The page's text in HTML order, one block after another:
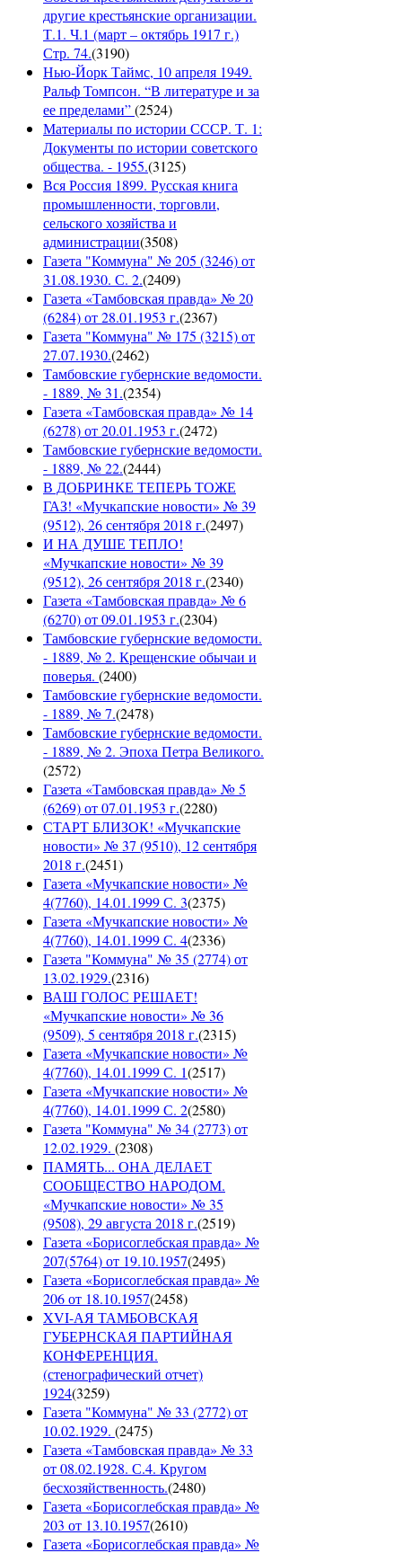
другие крестьянские организации.
Т.1. Ч.1 (март – октябрь 1917 г.)
Стр. 74.(3190)
Нью-Йорк Таймс, 10 апреля 1949.
Ральф Томпсон. “В литературе и за
ее пределами”(2524)
Материалы по истории СССР. Т. 1:
Документы по истории советского
общества. - 1955.(3125)
Вся Россия 1899. Русская книга
промышленности, торговли,
сельского хозяйства и
администрации(3508)
Газета "Коммуна" № 205 (3246) от
31.08.1930. С. 2.(2409)
Газета «Тамбовская правда» № 20
(6284) от 28.01.1953 г.(2367)
Газета "Коммуна" № 175 (3215) от
27.07.1930.(2462)
Тамбовские губернские ведомости.
- 1889, № 31.(2354)
Газета «Тамбовская правда» № 14
(6278) от 20.01.1953 г.(2472)
Тамбовские губернские ведомости.
- 1889, № 22.(2444)
В ДОБРИНКЕ ТЕПЕРЬ ТОЖЕ
ГАЗ! «Мучкапские новости» № 39
(9512), 26 сентября 2018 г.(2497)
И НА ДУШЕ ТЕПЛО!
«Мучкапские новости» № 39
(9512), 26 сентября 2018 г.(2340)
Газета «Тамбовская правда» № 6
(6270) от 09.01.1953 г.(2304)
Тамбовские губернские ведомости.
- 1889, № 2. Крещенские обычаи и
поверья. (2400)
Тамбовские губернские ведомости.
- 1889, № 7.(2478)
Тамбовские губернские ведомости.
- 1889, № 2. Эпоха Петра Великого.
(2572)
Газета «Тамбовская правда» № 5
(6269) от 07.01.1953 г.(2280)
СТАРТ БЛИЗОК! «Мучкапские
новости» № 37 (9510), 12 сентября
2018 г.(2451)
Газета «Мучкапские новости» №
4(7760), 14.01.1999 С. 3(2375)
Газета «Мучкапские новости» №
4(7760), 14.01.1999 С. 4(2336)
Газета "Коммуна" № 35 (2774) от
13.02.1929.(2316)
ВАШ ГОЛОС РЕШАЕТ!
«Мучкапские новости» № 36
(9509), 5 сентября 2018 г.(2315)
Газета «Мучкапские новости» №
4(7760), 14.01.1999 С. 1(2517)
Газета «Мучкапские новости» №
4(7760), 14.01.1999 С. 2(2580)
Газета "Коммуна" № 34 (2773) от
12.02.1929. (2308)
ПАМЯТЬ... ОНА ДЕЛАЕТ
СООБЩЕСТВО НАРОДОМ.
«Мучкапские новости» № 35
(9508), 29 августа 2018 г.(2519)
Газета «Борисоглебская правда» №
207(5764) от 19.10.1957(2495)
Газета «Борисоглебская правда» №
206 от 18.10.1957(2458)
XVI-АЯ ТАМБОВСКАЯ
ГУБЕРНСКАЯ ПАРТИЙНАЯ
КОНФЕРЕНЦИЯ.
(стенографический отчет)
1924(3259)
Газета "Коммуна" № 33 (2772) от
10.02.1929. (2475)
Газета «Тамбовская правда» № 33
от 08.02.1928. С.4. Кругом
бесхозяйственность.(2480)
Газета «Борисоглебская правда» №
203 от 13.10.1957(2610)
Газета «Борисоглебская правда» №